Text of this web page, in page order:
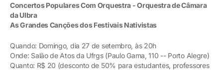
Concertos Populares Com Orquestra - Orquestra de Câmara
da Ulbra
As Grandes Canções dos Festivais Nativistas
Quando: Domingo, dia 27 de setembro, às 20h
Onde: Salão de Atos da Ufrgs (Paulo Gama, 110 -- Porto Alegre)
Quanto: R$ 20 (desconto de 50% para estudantes, professores